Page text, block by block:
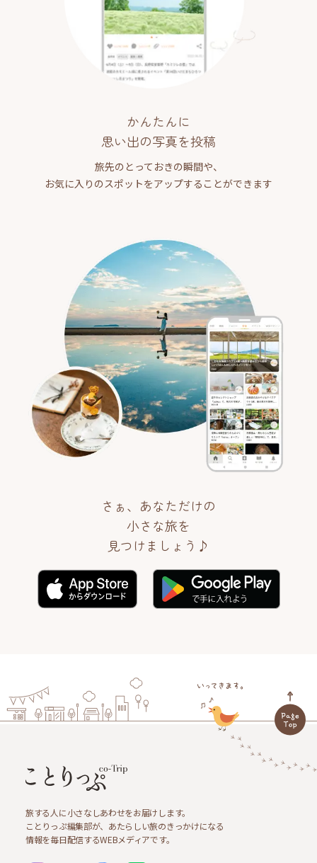
かんたんに
思い出の写真を投稿
旅先のとっておきの瞬間や、
お気に入りのスポットをアップすることができます
さぁ、あなただけの
小さな旅を
見つけましょう♪
旅する人に小さなしあわせをお届けします。
ことりっぷ編集部が、あたらしい旅のきっかけになる
情報を毎日配信するWEBメディアです。